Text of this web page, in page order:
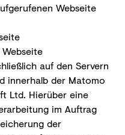
Webseite
auf den Servern
innerhalb der Matomo
Ltd. Hierüber eine
im Auftrag
der